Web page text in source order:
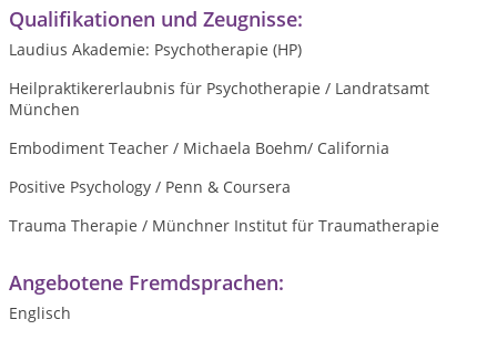
Qualifikationen und Zeugnisse:
Laudius Akademie: Psychotherapie (HP)
Heilpraktikererlaubnis für Psychotherapie / Landratsamt
München
Embodiment Teacher / Michaela Boehm/ California
Positive Psychology / Penn & Coursera
Trauma Therapie / Münchner Institut für Traumatherapie
Angebotene Fremdsprachen:
Englisch